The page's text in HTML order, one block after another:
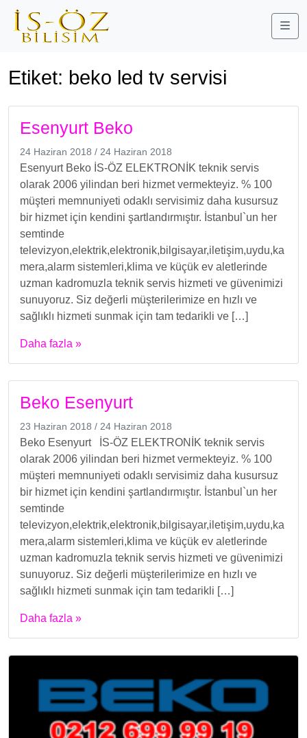
Etiket: beko led tv servisi
Esenyurt Beko
24 Haziran 2018 / 24 Haziran 2018
Esenyurt Beko İS-ÖZ ELEKTRONİK teknik servis
olarak 2006 yilindan beri hizmet vermekteyiz. % 100
müşteri memnuniyeti odaklı servisimiz daha kusursuz
bir hizmet için kendini şartlandırmıştır. İstanbul`un her
semtinde
televizyon,elektrik,elektronik,bilgisayar,iletişim,uydu,ka
mera,alarm sistemleri,klima ve küçük ev aletlerinde
uzman kadromuzla teknik servis hizmeti ve güvenimizi
sunuyoruz. Siz değerli müşterilerimize en hızlı ve
sağlıklı hizmeti sunmak için tam tedarikli ve […]
Daha fazla »
Beko Esenyurt
23 Haziran 2018 / 24 Haziran 2018
Beko Esenyurt İS-ÖZ ELEKTRONİK teknik servis
olarak 2006 yilindan beri hizmet vermekteyiz. % 100
müşteri memnuniyeti odaklı servisimiz daha kusursuz
bir hizmet için kendini şartlandırmıştır. İstanbul`un her
semtinde
televizyon,elektrik,elektronik,bilgisayar,iletişim,uydu,ka
mera,alarm sistemleri,klima ve küçük ev aletlerinde
uzman kadromuzla teknik servis hizmeti ve güvenimizi
sunuyoruz. Siz değerli müşterilerimize en hızlı ve
sağlıklı hizmeti sunmak için tam tedarikli […]
Daha fazla »